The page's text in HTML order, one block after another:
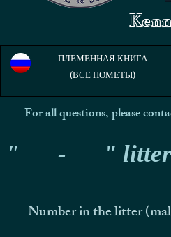
ПЛЕМЕННАЯ КНИГА
(ВСЕ ПОМЕТЫ)
For all questions, please
" - "
Number in the litter